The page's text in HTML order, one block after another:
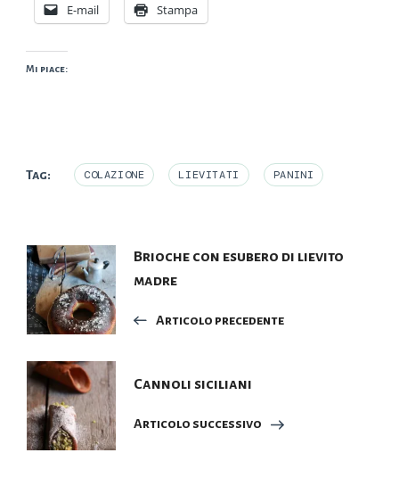
E-mail Stampa
Mi piace:
Tag: COLAZIONE LIEVITATI PANINI
Navigazione
articoli
Brioche con esubero di lievito
madre
Articolo precedente
Cannoli siciliani
Articolo successivo